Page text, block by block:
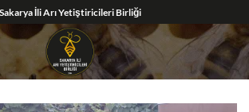
Sakarya İli Arı Yetiştiricileri Birliği